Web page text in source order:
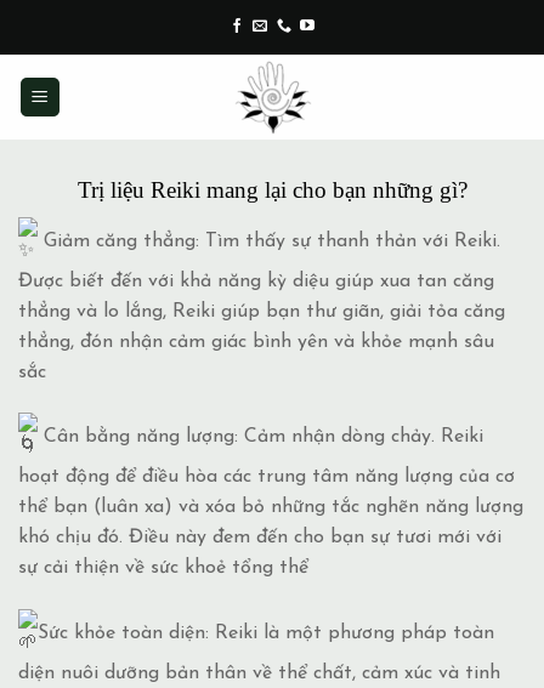
content
Trị liệu Reiki mang lại cho bạn những gì?
Giảm căng thẳng: Tìm thấy sự thanh thản với Reiki.
Được biết đến với khả năng kỳ diệu giúp xua tan căng
thẳng và lo lắng, Reiki giúp bạn thư giãn, giải tỏa căng
thẳng, đón nhận cảm giác bình yên và khỏe mạnh sâu
sắc
Cân bằng năng lượng: Cảm nhận dòng chảy. Reiki
hoạt động để điều hòa các trung tâm năng lượng của cơ
thể bạn (luân xa) và xóa bỏ những tắc nghẽn năng lượng
khó chịu đó. Điều này đem đến cho bạn sự tươi mới với
sự cải thiện về sức khoẻ tổng thể
Sức khỏe toàn diện: Reiki là một phương pháp toàn
diện nuôi dưỡng bản thân về thể chất, cảm xúc và tinh